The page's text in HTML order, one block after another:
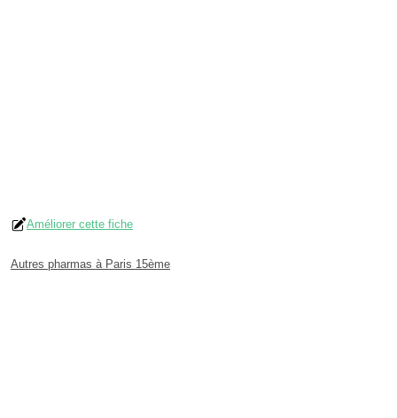
Améliorer cette fiche
Autres pharmas à Paris 15ème